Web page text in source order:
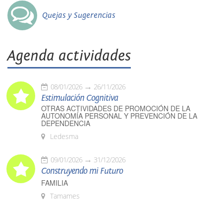
Quejas y Sugerencias
Agenda actividades
08/01/2026 26/11/2026
Estimulación Cognitiva
OTRAS ACTIVIDADES DE PROMOCIÓN DE LA
AUTONOMÍA PERSONAL Y PREVENCIÓN DE LA
DEPENDENCIA
Ledesma
09/01/2026 31/12/2026
Construyendo mi Futuro
FAMILIA
Tamames